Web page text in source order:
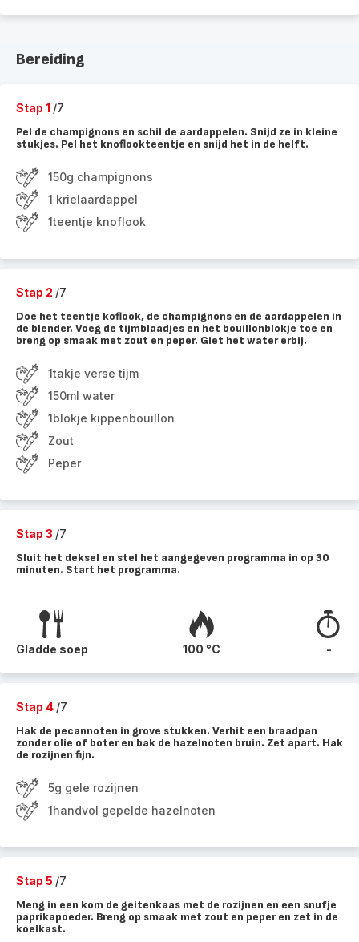
Bereiding
Stap 1 /7
Pel de champignons en schil de aardappelen. Snijd ze in kleine
stukjes. Pel het knoflookteentje en snijd het in de helft.
150g champignons
1 krielaardappel
1teentje knoflook
Stap 2 /7
Doe het teentje koflook, de champignons en de aardappelen in
de blender. Voeg de tijmblaadjes en het bouillonblokje toe en
breng op smaak met zout en peper. Giet het water erbij.
1takje verse tijm
150ml water
1blokje kippenbouillon
Zout
Peper
Stap 3 /7
Sluit het deksel en stel het aangegeven programma in op 30
minuten. Start het programma.
Gladde soep 100 °C -
Stap 4 /7
Hak de pecannoten in grove stukken. Verhit een braadpan
zonder olie of boter en bak de hazelnoten bruin. Zet apart. Hak
de rozijnen fijn.
5g gele rozijnen
1handvol gepelde hazelnoten
Stap 5 /7
Meng in een kom de geitenkaas met de rozijnen en een snufje
paprikapoeder. Breng op smaak met zout en peper en zet in de
koelkast.